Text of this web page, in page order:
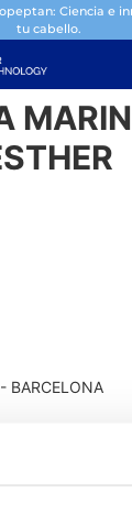
Ciencia e
tu cabello.
BARCELONA